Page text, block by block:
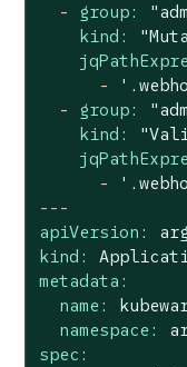
-
group:
kind:
-
-
group:
kind:
-
---
apiVersion:
kind:
metadata:
name:
namespace:
spec: